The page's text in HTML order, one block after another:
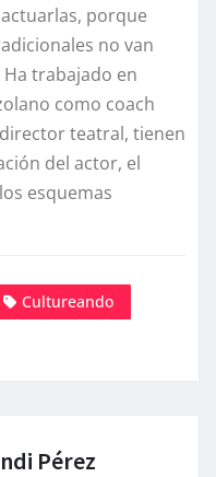
porque
no van
trabajado en
como coach
teatral, tienen
del actor, el
esquemas
Cultureando
Pérez